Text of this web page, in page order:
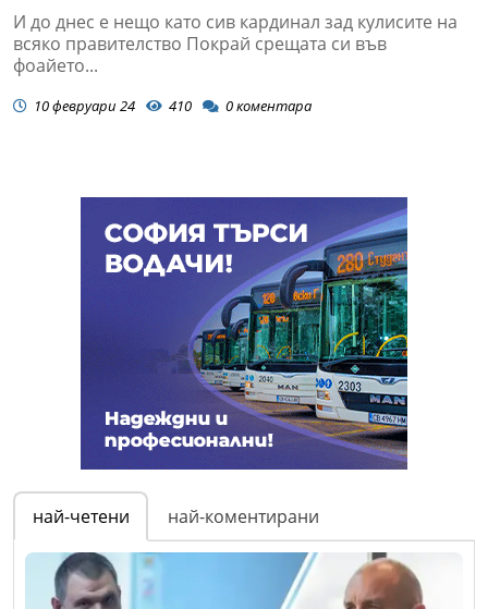
И до днес е нещо като сив кардинал зад кулисите на
всяко правителство Покрай срещата си във
фоайето...
10 февруари 24 410 0коментара
най-четени най-коментирани